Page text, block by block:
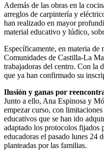
Además de las obras en la
arreglos de carpintería y
han realizado en mayor
material educativo y lúdico,
Específicamente, en materia de
Comunidades de Castilla-La
trabajadoras del centro. Con la
que ya han confirmado su
Ilusión y ganas por
Junto a ello, Ana Espinosa y
empezar curso, con
educativos que se han ido
adaptado los protocolos fijados
educadoras el pasado lunes 24
planteadas por las familias.